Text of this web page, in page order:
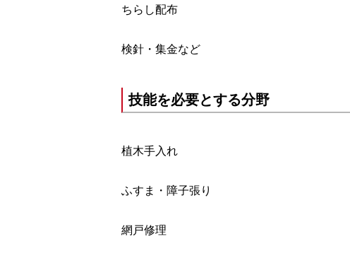
ちらし配布
検針・集金など
技能を必要とする分野
植木手入れ
ふすま・障子張り
網戸修理